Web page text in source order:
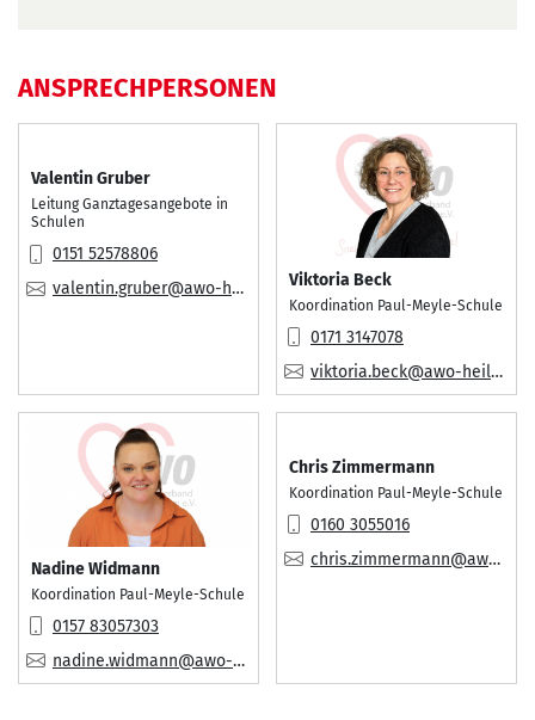
ANSPRECHPERSONEN
Valentin Gruber
Leitung Ganztagesangebote in
Schulen
Mobil:
0151 52578806
E-Mail:
valentin.gruber@awo-heilbronn.org Viktoria Beck
Koordination Paul-Meyle-Schule
Mobil:
0171 3147078
E-Mail:
viktoria.beck@awo-heilbronn.org
Nadine Widmann
Koordination Paul-Meyle-Schule
Mobil:
0157 83057303
E-Mail:
nadine.widmann@awo-heilbronn.org
Chris Zimmermann
Koordination Paul-Meyle-Schule
Mobil:
0160 3055016
E-Mail:
chris.zimmermann@awo-heilbronn.org